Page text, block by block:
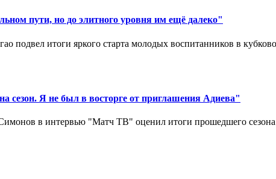
пути, но до элитного уровня им ещё далеко"
подвел итоги яркого старта молодых воспитанников в
Я не был в восторге от приглашения Адиева"
в интервью "Матч ТВ" оценил итоги прошедшего сезона